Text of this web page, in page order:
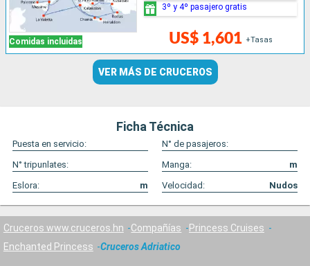
Comidas incluidas US$ 1,601 +Tasas
3º y 4º pasajero gratis
VER MÁS DE CRUCEROS
Ficha Técnica
Puesta en servicio:
N° de pasajeros:
N° tripunlates:
Manga:
m
Eslora:
m Velocidad: Nudos
Cruceros www.cruceros.hn Compañías
Princess Cruises
Enchanted Princess
Cruceros Adriatico